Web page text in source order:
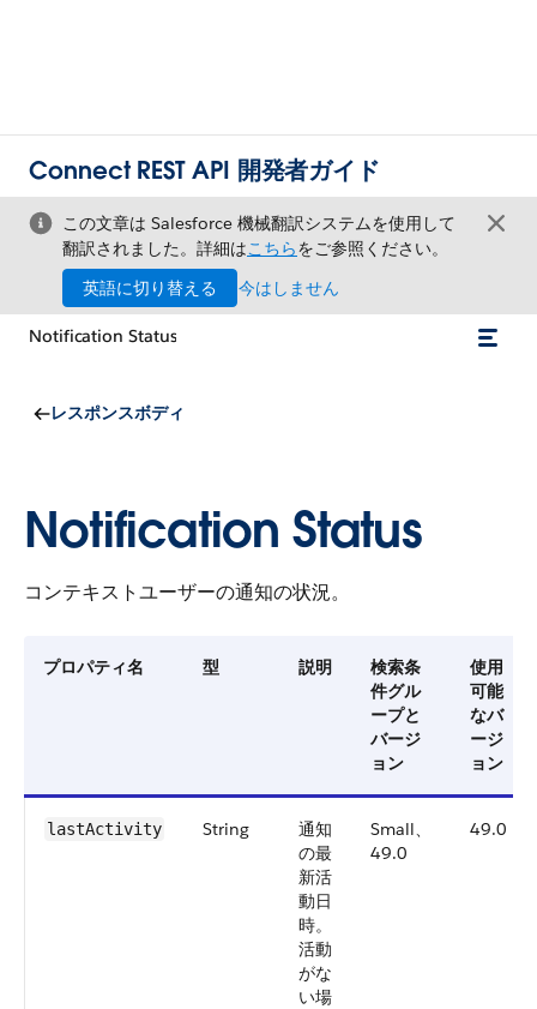
Connect REST API 開発者ガイド
この文章は Salesforce 機械翻訳システムを使用して
翻訳されました。詳細はこちらをご参照ください。
英語に切り替える
今はしません
Notification Status
レスポンスボディ
Notification Status
コンテキストユーザーの通知の状況。
プロパティ名 型 説明
検索条
件グル
ープと
バージ
ョン
使用
可能
なバ
ージ
ョン
lastActivity String
通知
の最
新活
動日
時。
活動
がな
い場
Small、
49.0
49.0